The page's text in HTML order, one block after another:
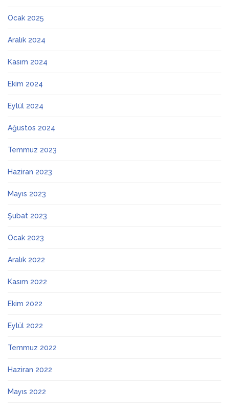
Ocak 2025
Aralık 2024
Kasım 2024
Ekim 2024
Eylül 2024
Ağustos 2024
Temmuz 2023
Haziran 2023
Mayıs 2023
Şubat 2023
Ocak 2023
Aralık 2022
Kasım 2022
Ekim 2022
Eylül 2022
Temmuz 2022
Haziran 2022
Mayıs 2022